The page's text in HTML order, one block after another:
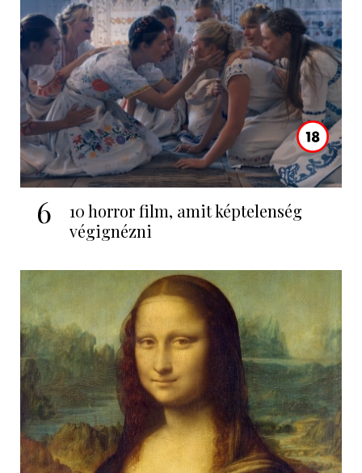
6
10 horror film, amit képtelenség
végignézni